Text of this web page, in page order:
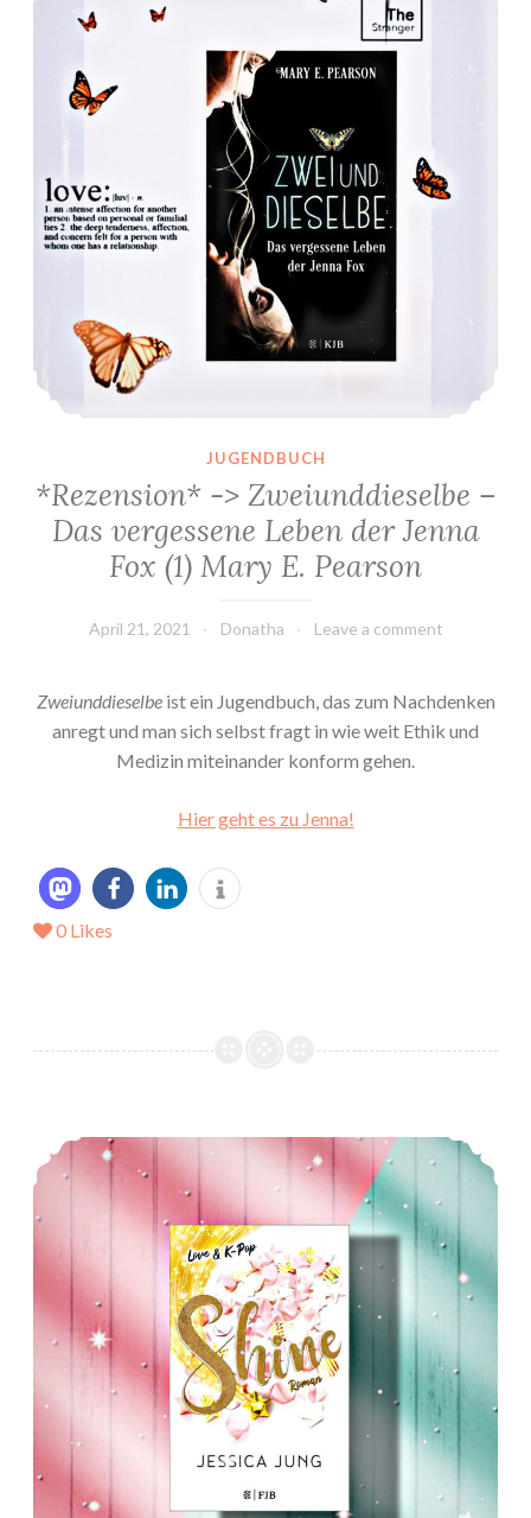
JUGENDBUCH
*Rezension* -> Zweiunddieselbe –
Das vergessene Leben der Jenna
Fox (1) Mary E. Pearson
April 21, 2021 Donatha Leave a comment
Zweiunddieselbeist ein Jugendbuch, das zum Nachdenken
anregt und man sich selbst fragt in wie weit Ethik und
Medizin miteinander konform gehen.
Hier geht es zu Jenna!
0 Likes
*Rezension* -> Shine – Love & K-Pop (1) von Jessica Jung